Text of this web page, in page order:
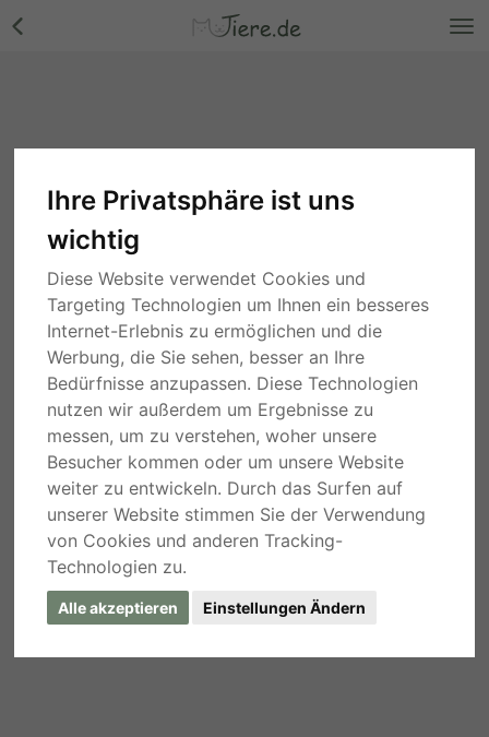
Ihre Privatsphäre ist uns
wichtig
Diese Website verwendet Cookies und
Targeting Technologien um Ihnen ein besseres
Internet-Erlebnis zu ermöglichen und die
Werbung, die Sie sehen, besser an Ihre
Bedürfnisse anzupassen. Diese Technologien
nutzen wir außerdem um Ergebnisse zu
messen, um zu verstehen, woher unsere
Besucher kommen oder um unsere Website
weiter zu entwickeln. Durch das Surfen auf
unserer Website stimmen Sie der Verwendung
von Cookies und anderen Tracking-
Technologien zu.
Alle akzeptieren Einstellungen Ändern